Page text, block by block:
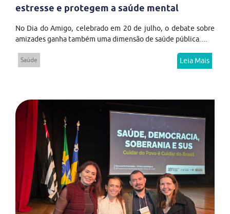
estresse e protegem a saúde mental
No Dia do Amigo, celebrado em 20 de julho, o debate sobre
amizades ganha também uma dimensão de saúde pública....
Saúde Leia Mais